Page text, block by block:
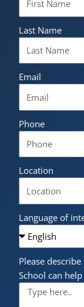
Last Name
Email
Phone
Location
Language of
Please
School can